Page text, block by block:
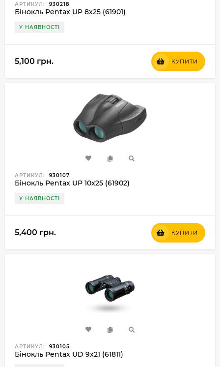
АРТИКУЛ: 930218
Бінокль Pentax UP 8x25 (61901)
У НАЯВНОСТІ
5,100 грн. КУПИТИ
АРТИКУЛ: 930107
Бінокль Pentax UP 10x25 (61902)
У НАЯВНОСТІ
5,400 грн. КУПИТИ
АРТИКУЛ: 930105
Бінокль Pentax UD 9x21 (61811)